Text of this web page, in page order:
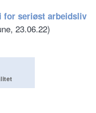
for seriøst arbeidsliv
23.06.22)